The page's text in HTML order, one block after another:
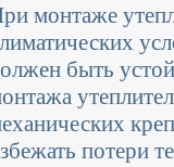
монтаже
быть
потери